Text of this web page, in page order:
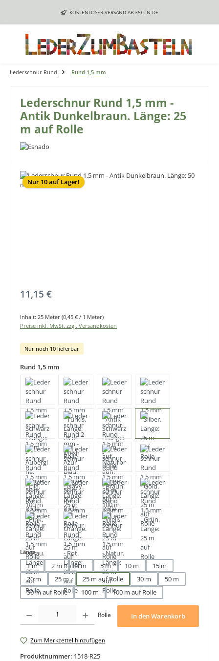
Zum Hauptinhalt springenKOSTENLOSER VERSAND AB 35€ IN DE
Lederschnur Rund Rund 1,5 mm
Lederschnur Rund 1,5 mm -
Antik Dunkelbraun. Länge: 25
m auf Rolle
Bildergalerie überspringen
Nur 10 auf Lager!
Regulärer Preis:
11,15 €
Inhalt: 25 Meter (0,45 € / 1 Meter)
Preise inkl. MwSt. zzgl. Versandkosten
Nur noch 10 lieferbar
Rund 1,5 mm
Längeauswählen
1 m 2 m 3 m 5 m 10 m
15 m
20 m
25 m 25 m auf Rolle 30 m
50 m
50 m auf Rolle
100 m 100 m auf Rolle
Produkt Anzahl: Gib den gewünschten Wert ein oder benutze die
Rolle In den Warenkorb
Zum Merkzettel hinzufügen
Produktnummer: 1518-R25